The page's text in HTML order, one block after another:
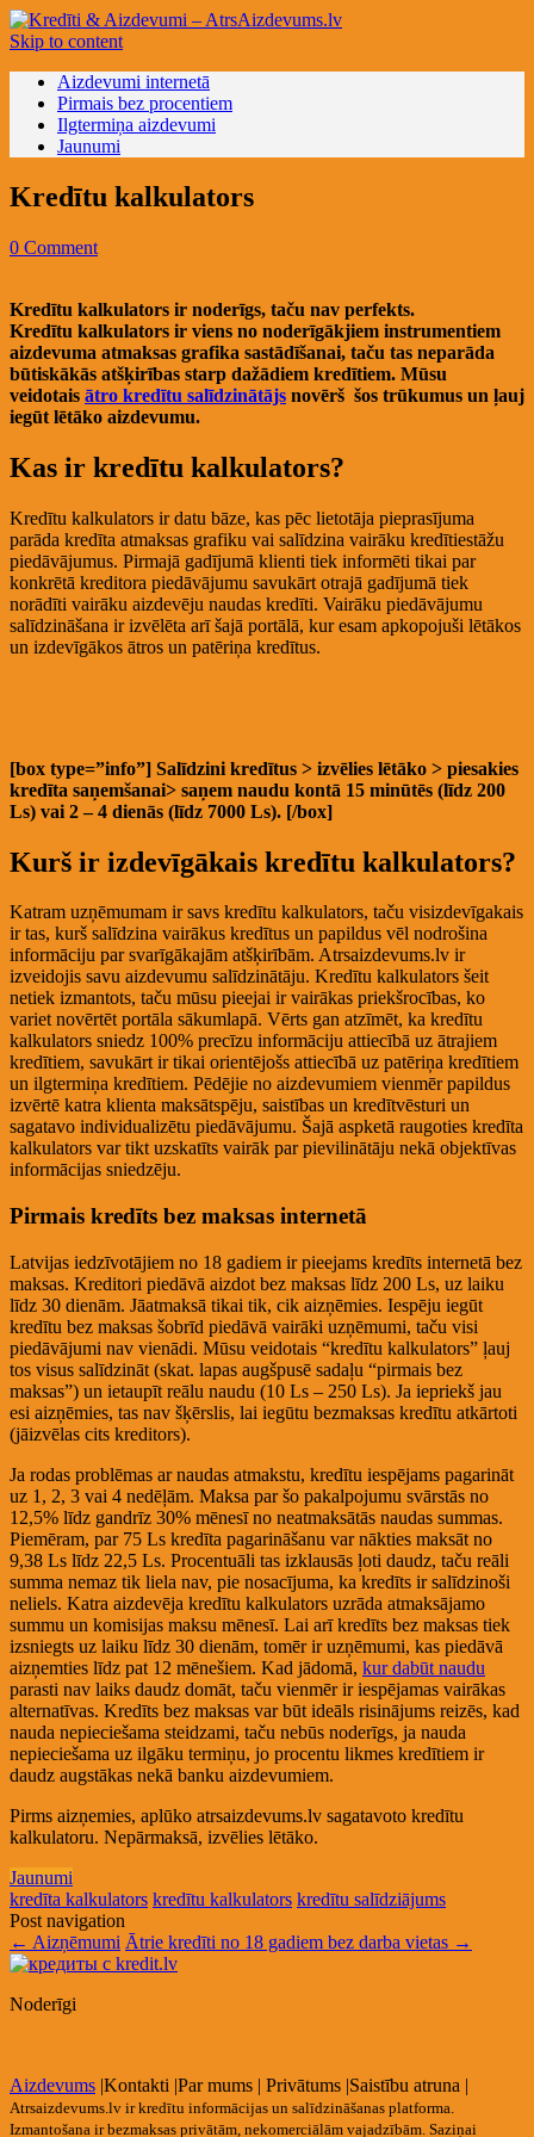
Skip to content
Aizdevumi internetā
Pirmais bez procentiem
Ilgtermiņa aizdevumi
Jaunumi
Kredītu kalkulators
0 Comment
Kredītu kalkulators ir noderīgs, taču nav perfekts.
Kredītu kalkulators ir viens no noderīgākjiem instrumentiem
aizdevuma atmaksas grafika sastādīšanai, taču tas neparāda
būtiskākās atšķirības starp dažādiem kredītiem. Mūsu
veidotais ātro kredītu salīdzinātājs novērš šos trūkumus un ļauj
iegūt lētāko aizdevumu.
Kas ir kredītu kalkulators?
Kredītu kalkulators ir datu bāze, kas pēc lietotāja pieprasījuma
parāda kredīta atmaksas grafiku vai salīdzina vairāku kredītiestāžu
piedāvājumus. Pirmajā gadījumā klienti tiek informēti tikai par
konkrētā kreditora piedāvājumu savukārt otrajā gadījumā tiek
norādīti vairāku aizdevēju naudas kredīti. Vairāku piedāvājumu
salīdzināšana ir izvēlēta arī šajā portālā, kur esam apkopojuši lētākos
un izdevīgākos ātros un patēriņa kredītus.
[box type=”info”] Salīdzini kredītus > izvēlies lētāko > piesakies
kredīta saņemšanai> saņem naudu kontā 15 minūtēs (līdz 200
Ls) vai 2 – 4 dienās (līdz 7000 Ls). [/box]
Kurš ir izdevīgākais kredītu kalkulators?
Katram uzņēmumam ir savs kredītu kalkulators, taču visizdevīgakais
ir tas, kurš salīdzina vairākus kredītus un papildus vēl nodrošina
informāciju par svarīgākajām atšķirībām. Atrsaizdevums.lv ir
izveidojis savu aizdevumu salīdzinātāju. Kredītu kalkulators šeit
netiek izmantots, taču mūsu pieejai ir vairākas priekšrocības, ko
variet novērtēt portāla sākumlapā. Vērts gan atzīmēt, ka kredītu
kalkulators sniedz 100% precīzu informāciju attiecībā uz ātrajiem
kredītiem, savukārt ir tikai orientējošs attiecībā uz patēriņa kredītiem
un ilgtermiņa kredītiem. Pēdējie no aizdevumiem vienmēr papildus
izvērtē katra klienta maksātspēju, saistības un kredītvēsturi un
sagatavo individualizētu piedāvājumu. Šajā aspketā raugoties kredīta
kalkulators var tikt uzskatīts vairāk par pievilinātāju nekā objektīvas
informācijas sniedzēju.
Pirmais kredīts bez maksas internetā
Latvijas iedzīvotājiem no 18 gadiem ir pieejams kredīts internetā bez
maksas. Kreditori piedāvā aizdot bez maksas līdz 200 Ls, uz laiku
līdz 30 dienām. Jāatmaksā tikai tik, cik aizņēmies. Iespēju iegūt
kredītu bez maksas šobrīd piedāvā vairāki uzņēmumi, taču visi
piedāvājumi nav vienādi. Mūsu veidotais “kredītu kalkulators” ļauj
tos visus salīdzināt (skat. lapas augšpusē sadaļu “pirmais bez
maksas”) un ietaupīt reālu naudu (10 Ls – 250 Ls). Ja iepriekš jau
esi aizņēmies, tas nav šķērslis, lai iegūtu bezmaksas kredītu atkārtoti
(jāizvēlas cits kreditors).
Ja rodas problēmas ar naudas atmakstu, kredītu iespējams pagarināt
uz 1, 2, 3 vai 4 nedēļām. Maksa par šo pakalpojumu svārstās no
12,5% līdz gandrīz 30% mēnesī no neatmaksātās naudas summas.
Piemēram, par 75 Ls kredīta pagarināšanu var nākties maksāt no
9,38 Ls līdz 22,5 Ls. Procentuāli tas izklausās ļoti daudz, taču reāli
summa nemaz tik liela nav, pie nosacījuma, ka kredīts ir salīdzinoši
neliels. Katra aizdevēja kredītu kalkulators uzrāda atmaksājamo
summu un komisijas maksu mēnesī. Lai arī kredīts bez maksas tiek
izsniegts uz laiku līdz 30 dienām, tomēr ir uzņēmumi, kas piedāvā
aizņemties līdz pat 12 mēnešiem. Kad jādomā, kur dabūt naudu
parasti nav laiks daudz domāt, taču vienmēr ir iespējamas vairākas
alternatīvas. Kredīts bez maksas var būt ideāls risinājums reizēs, kad
nauda nepieciešama steidzami, taču nebūs noderīgs, ja nauda
nepieciešama uz ilgāku termiņu, jo procentu likmes kredītiem ir
daudz augstākas nekā banku aizdevumiem.
Pirms aizņemies, aplūko atrsaizdevums.lv sagatavoto kredītu
kalkulatoru. Nepārmaksā, izvēlies lētāko.
Jaunumi
kredīta kalkulators kredītu kalkulators kredītu salīdziājums
Post navigation
← Aizņēmumi Ātrie kredīti no 18 gadiem bez darba vietas →
Noderīgi
Aizdevums |Kontakti |Par mums | Privātums |Saistību atruna |
Atrsaizdevums.lv ir kredītu informācijas un salīdzināšanas platforma.
Izmantošana ir bezmaksas privātām, nekomerciālām vajadzībām. Saziņai